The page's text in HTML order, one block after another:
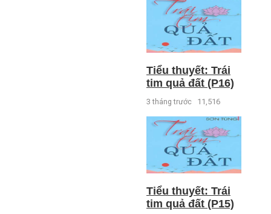
Tiểu thuyết: Trái
tim quả đất (P16)
3 tháng trước 11,516
Tiểu thuyết: Trái
tim quả đất (P15)